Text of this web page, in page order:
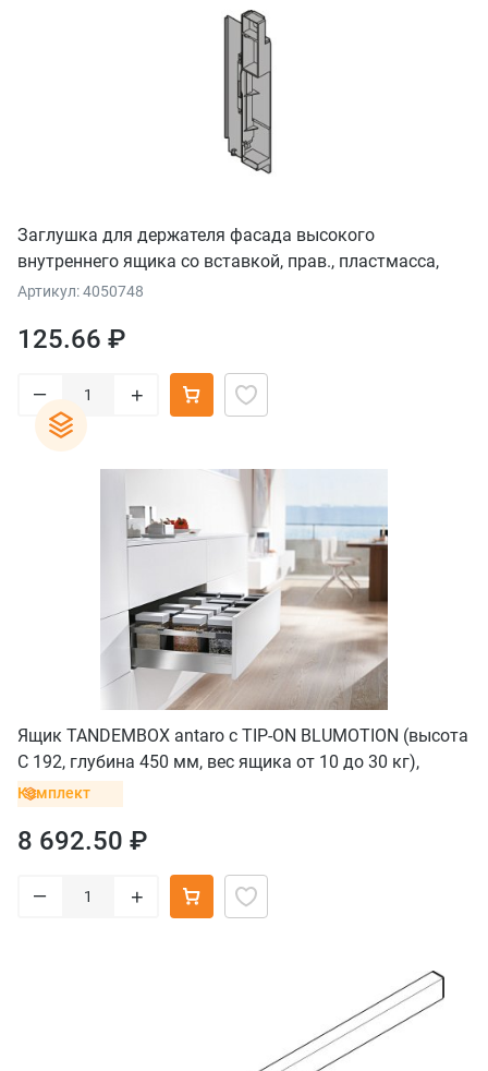
Заглушка для держателя фасада высокого
внутреннего ящика со вставкой, прав., пластмасса,
серый орион
Артикул: 4050748
125.66 ₽
– +
Ящик TANDEMBOX antaro с TIP-ON BLUMOTION (высота
С 192, глубина 450 мм, вес ящика от 10 до 30 кг),
крепление INSERTA, нержавеющая сталь
Комплект
8 692.50 ₽
– +